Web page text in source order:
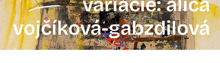
variácie: alica
vojčíková-gabzdilová